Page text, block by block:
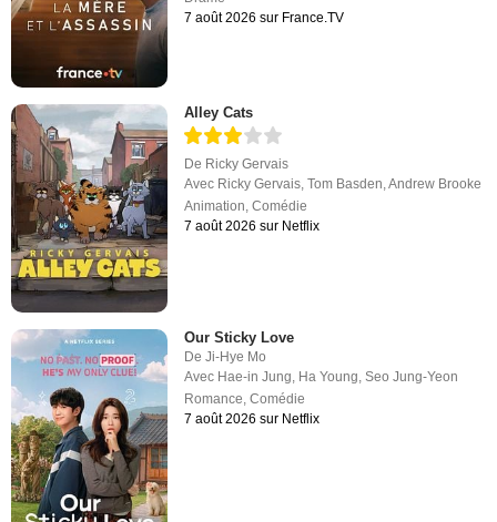
7 août 2026 sur France.TV
Alley Cats
De Ricky Gervais
Avec Ricky Gervais,Tom Basden,Andrew Brooke
Animation,Comédie
7 août 2026 sur Netflix
Our Sticky Love
DeJi-Hye Mo
Avec Hae-in Jung, Ha Young,Seo Jung-Yeon
Romance,Comédie
7 août 2026 sur Netflix